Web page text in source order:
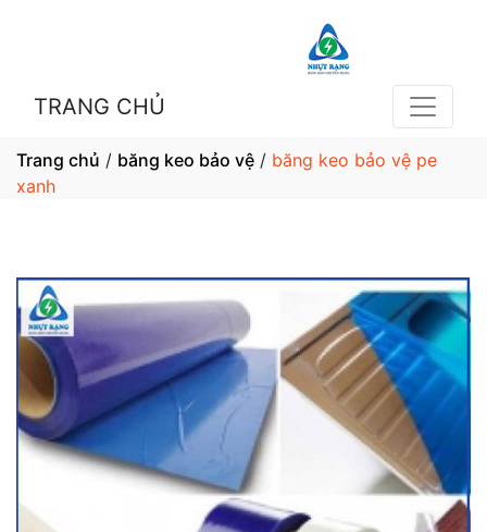
TRANG CHỦ
Trang chủ / băng keo bảo vệ / băng keo bảo vệ pe
xanh